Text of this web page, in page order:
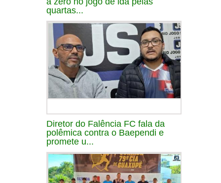
quartas...
Diretor do Falência FC fala da
polêmica contra o Baependi e
promete u...